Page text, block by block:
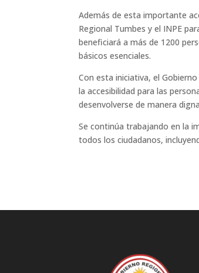
Además de esta importante
Regional Tumbes y el INPE
beneficiará a más de 1200
básicos esenciales.
Con esta iniciativa, el
la accesibilidad para las
desenvolverse de manera
Se continúa trabajando en la
todos los ciudadanos,